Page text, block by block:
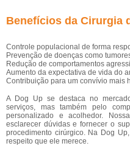
Benefícios da Cirurgia
Controle populacional de forma
Prevenção de doenças como
Redução de comportamentos
Aumento da expectativa de vida do
Contribuição para um convívio mais
A Dog Up se destaca no
serviços, mas também pelo
personalizado e acolhedor.
esclarecer dúvidas e fornecer o
procedimento cirúrgico. Na Dog
respeito que ele merece.